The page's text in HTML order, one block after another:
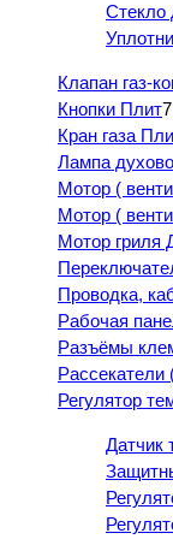
Стекло
Клапан газ-
Кнопки Плит7
Кран газа
Лампа
Мотор (
Мотор (
Мотор гриля
Проводка,
Рабочая
Разъёмы
Рассекатели
Регулятор
Датчик